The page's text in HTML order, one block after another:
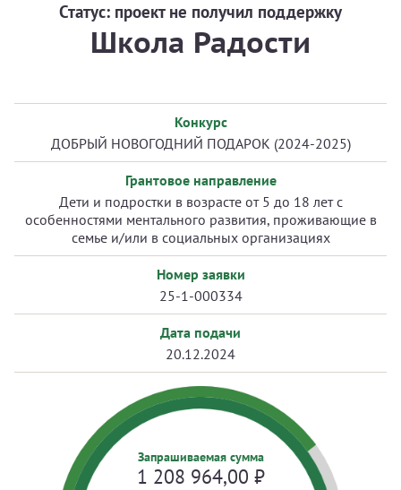
Статус: проект не получил поддержку
Школа Радости
Конкурс
ДОБРЫЙ НОВОГОДНИЙ ПОДАРОК (2024-2025)
Грантовое направление
Дети и подростки в возрасте от 5 до 18 лет с
особенностями ментального развития, проживающие в
семье и/или в социальных организациях
Номер заявки
25-1-000334
Дата подачи
20.12.2024
Запрашиваемая сумма
1 208 964,00 ₽